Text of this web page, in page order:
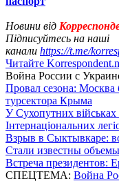
Новини від
Підписуйтесь на наші
канали https://t.me/
Читайте
Война России с
Провал сезона: Москва
турсектора Крыма
У Сухопутних військах
Інтернаціональних
Взрыв в Сыктывкаре:
Стали известны
Встреча президентов:
СПЕЦТЕМА: Война